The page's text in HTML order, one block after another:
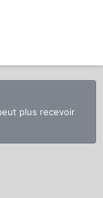
plus recevoir